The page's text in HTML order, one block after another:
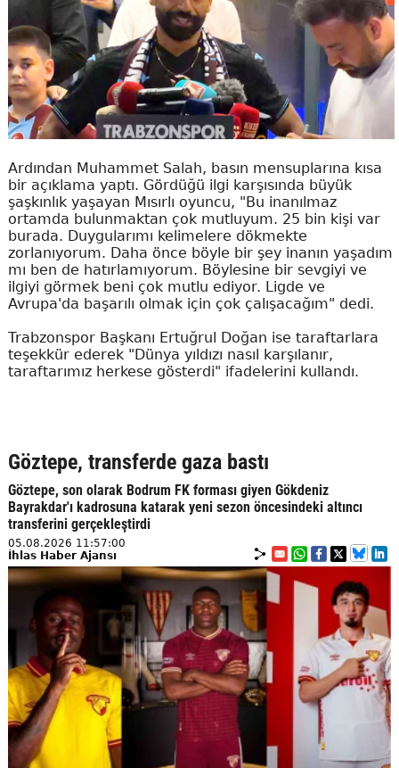
Ardından Muhammet Salah, basın mensuplarına kısa
bir açıklama yaptı. Gördüğü ilgi karşısında büyük
şaşkınlık yaşayan Mısırlı oyuncu, "Bu inanılmaz
ortamda bulunmaktan çok mutluyum. 25 bin kişi var
burada. Duygularımı kelimelere dökmekte
zorlanıyorum. Daha önce böyle bir şey inanın yaşadım
mı ben de hatırlamıyorum. Böylesine bir sevgiyi ve
ilgiyi görmek beni çok mutlu ediyor. Ligde ve
Avrupa'da başarılı olmak için çok çalışacağım" dedi.
Trabzonspor Başkanı Ertuğrul Doğan ise taraftarlara
teşekkür ederek "Dünya yıldızı nasıl karşılanır,
taraftarımız herkese gösterdi" ifadelerini kullandı.
Göztepe, transferde gaza bastı
Göztepe, son olarak Bodrum FK forması giyen Gökdeniz
Bayrakdar'ı kadrosuna katarak yeni sezon öncesindeki altıncı
transferini gerçekleştirdi
05.08.2026 11:57:00
İhlas Haber Ajansı